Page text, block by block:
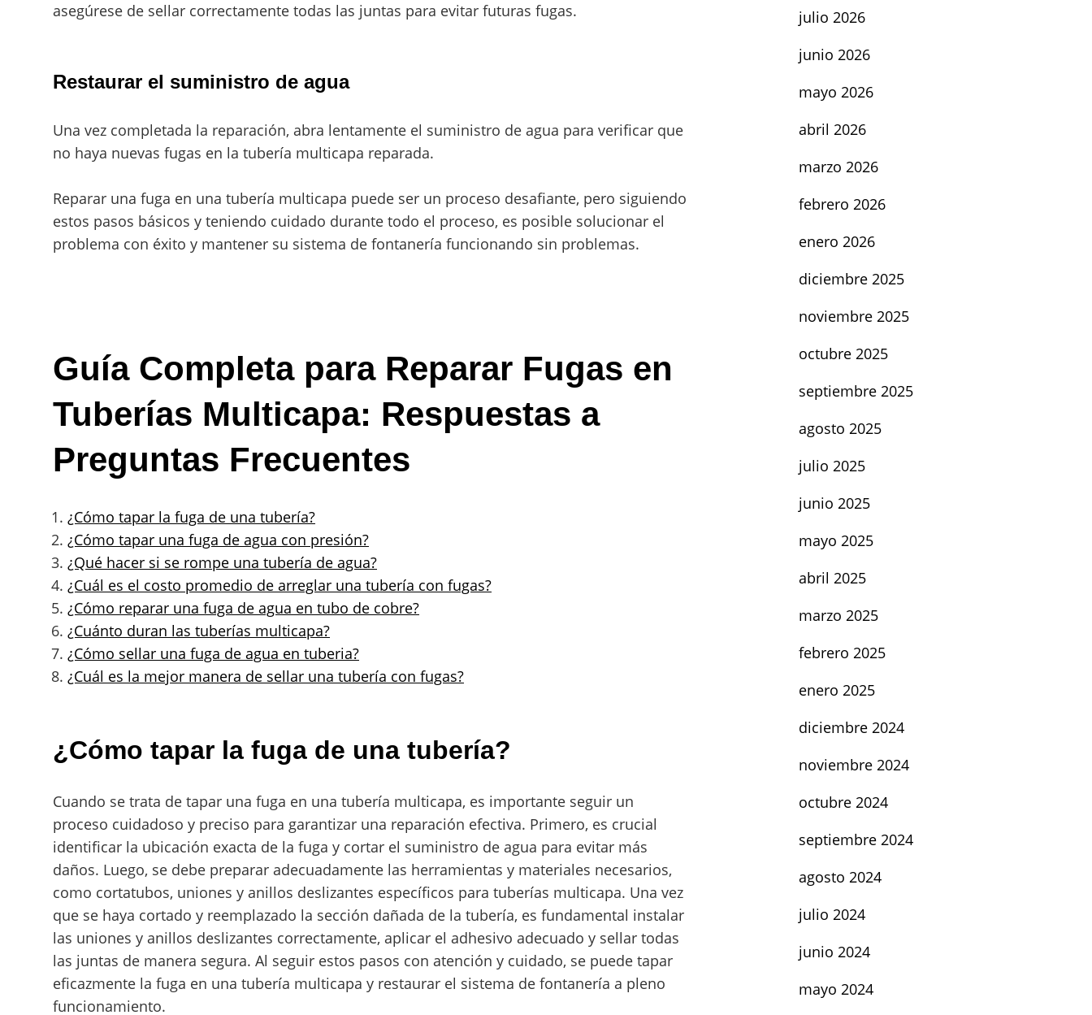
asegúrese de sellar correctamente todas las juntas para evitar futuras fugas.
Restaurar el suministro de agua
Una vez completada la reparación, abra lentamente el suministro de agua para verificar que
no haya nuevas fugas en la tubería multicapa reparada.
Reparar una fuga en una tubería multicapa puede ser un proceso desafiante, pero siguiendo
estos pasos básicos y teniendo cuidado durante todo el proceso, es posible solucionar el
problema con éxito y mantener su sistema de fontanería funcionando sin problemas.
Guía Completa para Reparar Fugas en
Tuberías Multicapa: Respuestas a
Preguntas Frecuentes
¿Cómo tapar la fuga de una tubería?
¿Cómo tapar una fuga de agua con presión?
¿Qué hacer si se rompe una tubería de agua?
¿Cuál es el costo promedio de arreglar una tubería con fugas?
¿Cómo reparar una fuga de agua en tubo de cobre?
¿Cuánto duran las tuberías multicapa?
¿Cómo sellar una fuga de agua en tuberia?
¿Cuál es la mejor manera de sellar una tubería con fugas?
¿Cómo tapar la fuga de una tubería?
Cuando se trata de tapar una fuga en una tubería multicapa, es importante seguir un
proceso cuidadoso y preciso para garantizar una reparación efectiva. Primero, es crucial
identificar la ubicación exacta de la fuga y cortar el suministro de agua para evitar más
daños. Luego, se debe preparar adecuadamente las herramientas y materiales necesarios,
como cortatubos, uniones y anillos deslizantes específicos para tuberías multicapa. Una vez
que se haya cortado y reemplazado la sección dañada de la tubería, es fundamental instalar
las uniones y anillos deslizantes correctamente, aplicar el adhesivo adecuado y sellar todas
las juntas de manera segura. Al seguir estos pasos con atención y cuidado, se puede tapar
eficazmente la fuga en una tubería multicapa y restaurar el sistema de fontanería a pleno
funcionamiento.
julio 2026
junio 2026
mayo 2026
abril 2026
marzo 2026
febrero 2026
enero 2026
diciembre 2025
noviembre 2025
octubre 2025
septiembre 2025
agosto 2025
julio 2025
junio 2025
mayo 2025
abril 2025
marzo 2025
febrero 2025
enero 2025
diciembre 2024
noviembre 2024
octubre 2024
septiembre 2024
agosto 2024
julio 2024
junio 2024
mayo 2024